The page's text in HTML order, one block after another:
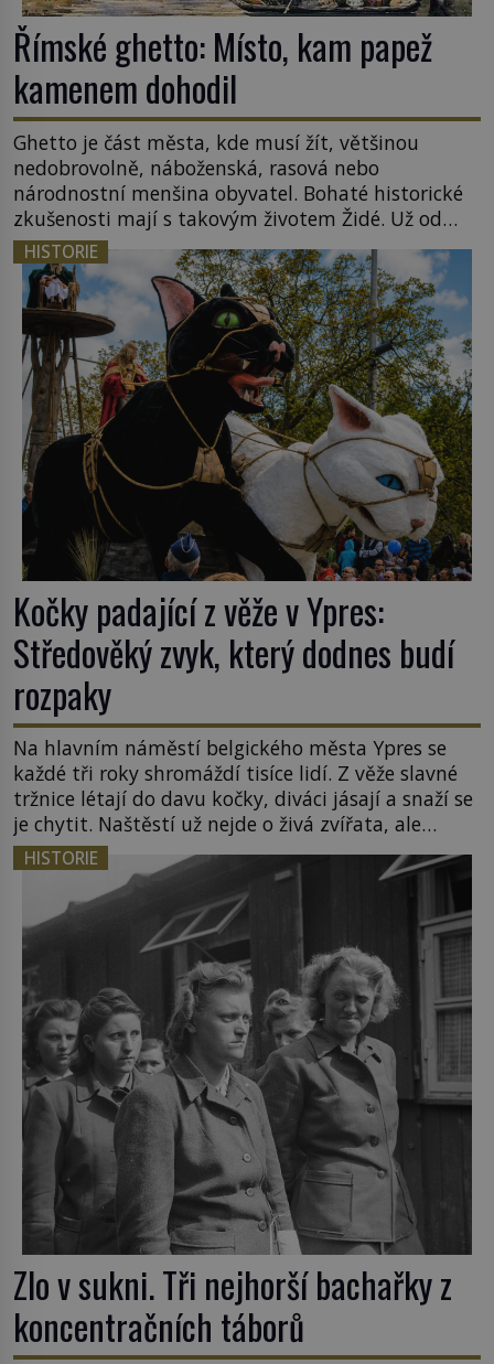
Římské ghetto: Místo, kam papež
kamenem dohodil
Ghetto je část města, kde musí žít, většinou
nedobrovolně, náboženská, rasová nebo
národnostní menšina obyvatel. Bohaté historické
zkušenosti mají s takovým životem Židé. Už od
středověku jsou totiž v každou chvíli nuceni v
nějakém žít. Mezi ty nejslavnější patří i římské
ghetto založené v roce 1555. Pokud jde o vztah
k Židům, nemá se Řím čím chlubit. […]
HISTORIE
Kočky padající z věže v Ypres:
Středověký zvyk, který dodnes budí
rozpaky
Na hlavním náměstí belgického města Ypres se
každé tři roky shromáždí tisíce lidí. Z věže slavné
tržnice létají do davu kočky, diváci jásají a snaží se
je chytit. Naštěstí už nejde o živá zvířata, ale
jenom o plyšové suvenýry. Kdysi to ale bylo jinak.
Tato veselá podívaná připomíná jeden z
nejpodivnějších a zároveň nejkrutějších zvyků […]
HISTORIE
Zlo v sukni. Tři nejhorší bachařky z
koncentračních táborů